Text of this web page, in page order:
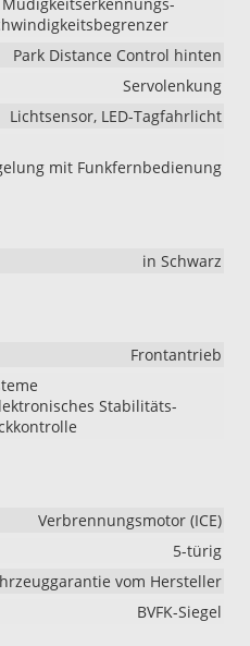
Park Distance Control hinten
Servolenkung
Lichtsensor, LED-Tagfahrlicht
mit Funkfernbedienung
in Schwarz
Frontantrieb
Stabilitäts-
Verbrennungsmotor (ICE)
5-türig
vom Hersteller
BVFK-Siegel